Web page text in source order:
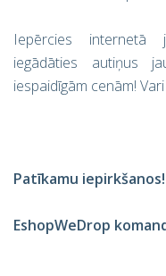
Iepērcies internetā
iegādāties autiņus
iespaidīgām cenām!
Patīkamu iepirkšanos!
EshopWeDrop